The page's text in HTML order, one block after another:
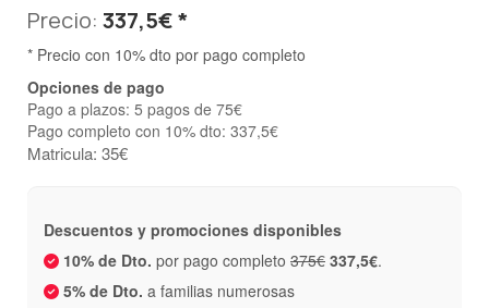
Precio: 337,5€ *
* Precio con 10% dto por pago completo
Opciones de pago
Pago a plazos: 5 pagos de 75€
Pago completo con 10% dto: 337,5€
Matricula: 35€
Descuentos y promociones disponibles
10% de Dto. por pago completo 375€ 337,5€.
5% de Dto. a familias numerosas